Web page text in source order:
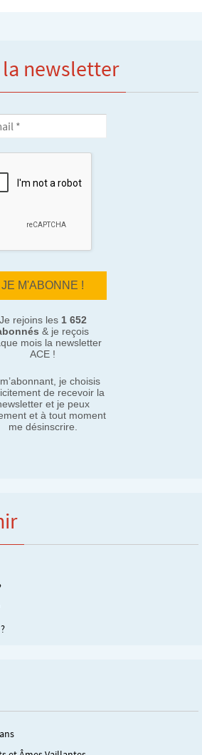
la newsletter
Je rejoins les 1 652
& je reçois
mois la newsletter
ACE !
je choisis
de recevoir la
et je peux
et à tout moment
me désinscrire.